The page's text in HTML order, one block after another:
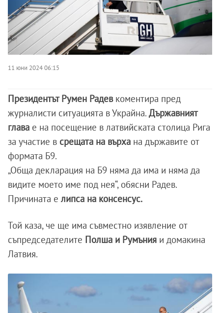
11 юни 2024 06:15
Президентът Румен Радевкоментира пред
журналисти ситуацията в Украйна. Държавният
глава е на посещение в латвийската столица Рига
за участие в срещата на върха на държавите от
формата Б9.
„Обща декларация на Б9 няма да има и няма да
видите моето име под нея“, обясни Радев.
Причината е липса на консенсус.
Той каза, че ще има съвместно изявление от
съпредседателите Полша и Румъния и домакина
Латвия.